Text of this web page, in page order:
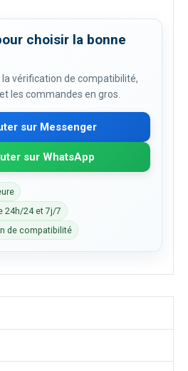
choisir la bonne
la vérification de compatibilité,
les commandes en gros.
sur Messenger
sur WhatsApp
24h/24 et 7j/7
de compatibilité